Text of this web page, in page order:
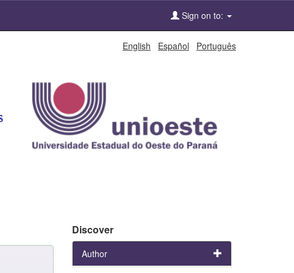
Sign on to:
English Español Português
Discover
Author